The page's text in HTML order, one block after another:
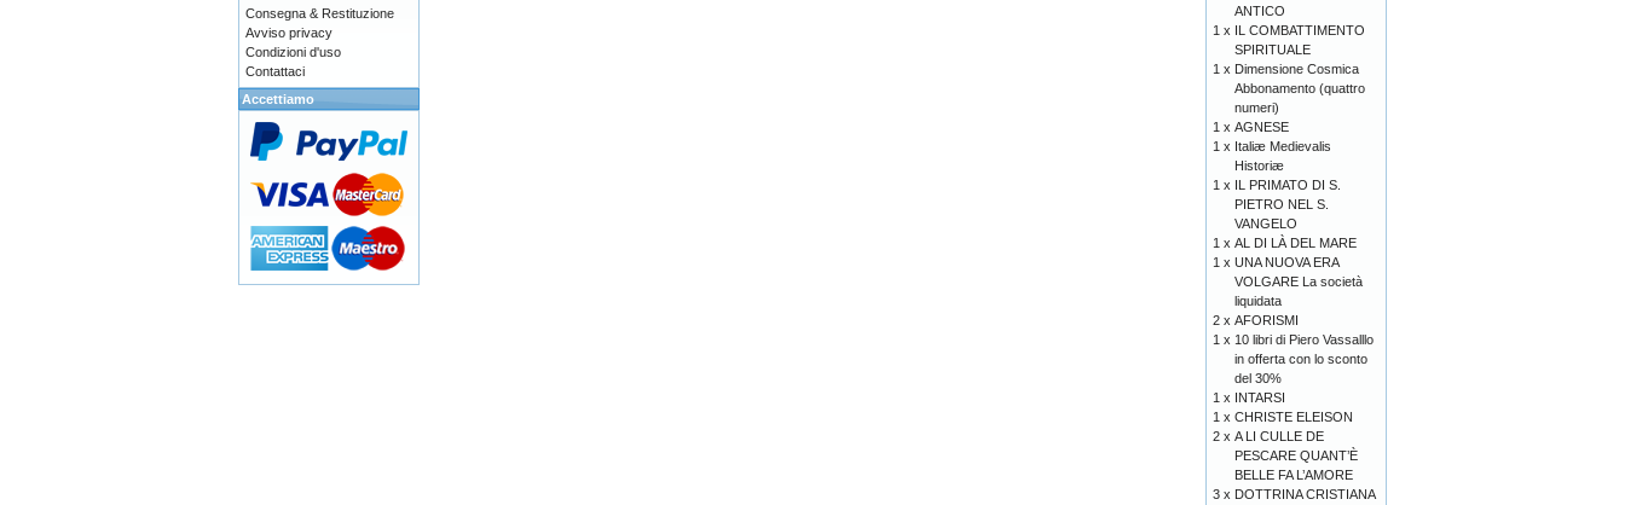
Consegna & Restituzione
Avviso privacy
Condizioni d'uso
Contattaci
Accettiamo
ANTICO
1 x IL COMBATTIMENTO
SPIRITUALE
1 x Dimensione Cosmica
Abbonamento (quattro
numeri)
1 x AGNESE
1 x Italiæ Medievalis
Historiæ
1 x IL PRIMATO DI S.
PIETRO NEL S.
VANGELO
1 x AL DI LÀ DEL MARE
1 x UNA NUOVA ERA
VOLGARE La società
liquidata
2 x AFORISMI
1 x 10 libri di Piero Vassalllo
in offerta con lo sconto
del 30%
1 x INTARSI
1 x CHRISTE ELEISON
2 x A LI CULLE DE
PESCARE QUANT’È
BELLE FA L’AMORE
3 x DOTTRINA CRISTIANA